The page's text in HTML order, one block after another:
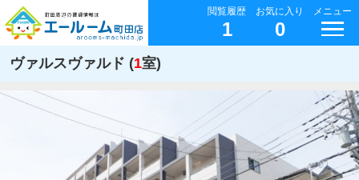
閲覧履歴
1
お気に入り
0
メニュー
ヴァルスヴァルド (1室)